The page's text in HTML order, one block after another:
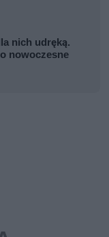
nich udręką.
nowoczesne